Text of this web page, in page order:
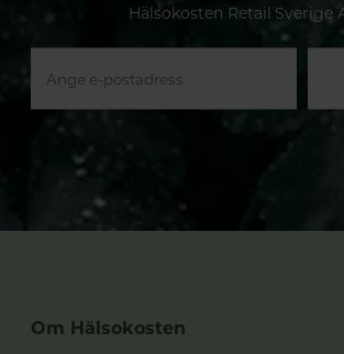
Hälsokosten Retail Sverige
Om Hälsokosten